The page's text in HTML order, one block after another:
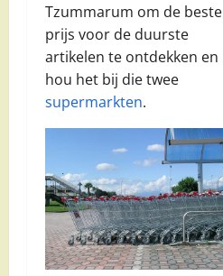
Tzummarum om de beste
prijs voor de duurste
artikelen te ontdekken en
hou het bij die twee
supermarkten.